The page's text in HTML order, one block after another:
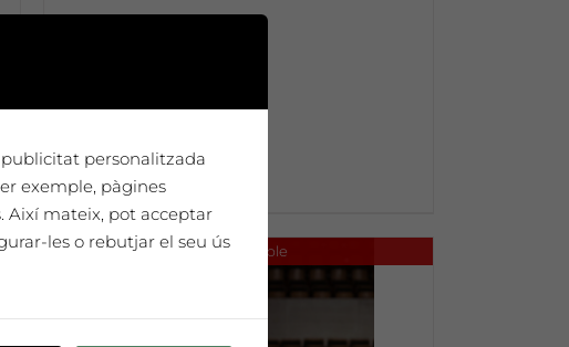
No disponible
personalitzada
exemple, pàgines
Així mateix, pot acceptar
les o rebutjar el seu ús